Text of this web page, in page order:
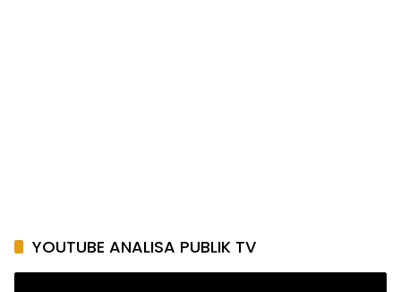
YOUTUBE ANALISA PUBLIK TV